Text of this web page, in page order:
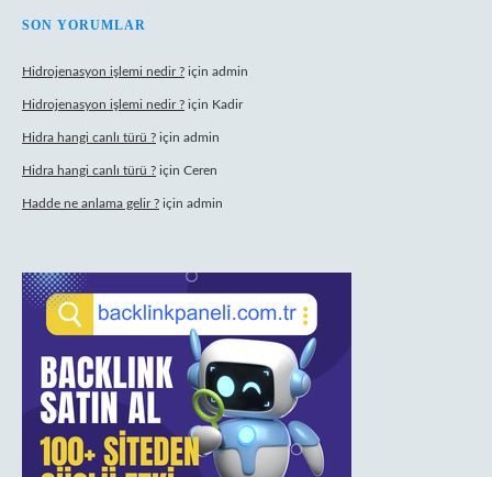
SON YORUMLAR
Hidrojenasyon işlemi nedir ? için admin
Hidrojenasyon işlemi nedir ? için Kadir
Hidra hangi canlı türü ? için admin
Hidra hangi canlı türü ? için Ceren
Hadde ne anlama gelir ? için admin